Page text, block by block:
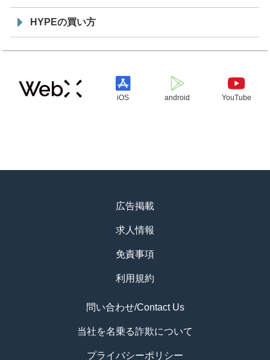
HYPEの買い方
iOS android YouTube
広告掲載
求人情報
免責事項
利用規約
問い合わせ/Contact Us
当社を名乗る詐欺について
プライバシーポリシー